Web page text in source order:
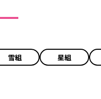
雪組 星組